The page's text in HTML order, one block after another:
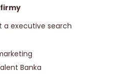
a executive search
Banka